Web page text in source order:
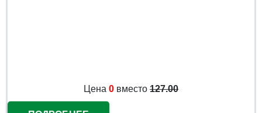
Цена 0 вместо 127.00